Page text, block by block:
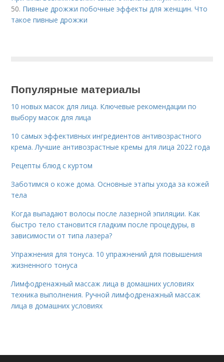
50. Пивные дрожжи побочные эффекты для женщин. Что
такое пивные дрожжи
Популярные материалы
10 новых масок для лица. Ключевые рекомендации по
выбору масок для лица
10 самых эффективных ингредиентов антивозрастного
крема. Лучшие антивозрастные кремы для лица 2022 года
Рецепты блюд с куртом
Заботимся о коже дома. Основные этапы ухода за кожей
тела
Когда выпадают волосы после лазерной эпиляции. Как
быстро тело становится гладким после процедуры, в
зависимости от типа лазера?
Упражнения для тонуса. 10 упражнений для повышения
жизненного тонуса
Лимфодренажный массаж лица в домашних условиях
техника выполнения. Ручной лимфодренажный массаж
лица в домашних условиях